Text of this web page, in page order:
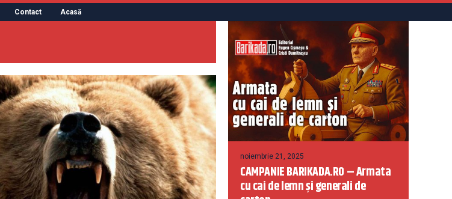
Contact Acasă
noiembrie 21, 2025
CAMPANIE BARIKADA.RO – Armata
cu cai de lemn și generali de